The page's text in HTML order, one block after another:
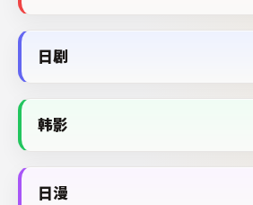
日剧
韩影
日漫